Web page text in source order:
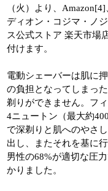
（火）より、
ディオン・コジマ・ノ
ス公式ストア 楽天市場
付けます。
電動シェーバーは肌に
の負担となってしまっ
剃りができません。フ
4ニュートン（最大約
で深剃りと肌へのやさ
出し、またそれを基に
男性の68%が適切な圧
かりました。